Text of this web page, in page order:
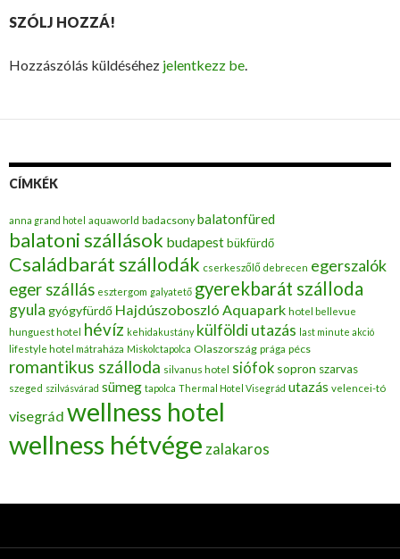
SZÓLJ HOZZÁ!
Hozzászólás küldéséhez jelentkezz be.
CÍMKÉK
anna grand hotel aquaworld badacsony balatonfüred
balatoni szállások budapestbükfürdő
Családbarát szállodák cserkeszőlő debrecen egerszalók
eger szállás esztergom galyatető gyerekbarát szálloda
gyula gyógyfürdő Hajdúszoboszló Aquapark hotel bellevue
hunguest hotel
hévíz kehidakustány külföldi utazás last minute akció
lifestyle hotel mátraháza Miskolctapolca Olaszország prága pécs
romantikus szálloda silvanus hotel siófok sopron szarvas
szeged szilvásvárad sümeg tapolca Thermal Hotel Visegrád utazás velencei-tó
visegrád wellness hotel
wellness hétvége zalakaros